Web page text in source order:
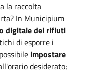
la raccolta
In Municipium
digitale dei rifiuti
di esporre i
impostare
desiderato;